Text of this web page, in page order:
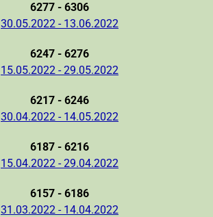
6277 - 6306
30.05.2022 - 13.06.2022
6247 - 6276
15.05.2022 - 29.05.2022
6217 - 6246
30.04.2022 - 14.05.2022
6187 - 6216
15.04.2022 - 29.04.2022
6157 - 6186
31.03.2022 - 14.04.2022